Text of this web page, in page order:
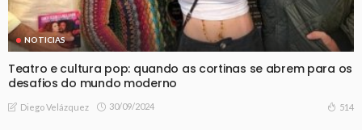
NOTICIAS
Teatro e cultura pop: quando as cortinas se abrem para os
desafios do mundo moderno
Diego Velázquez 30/09/2024 514